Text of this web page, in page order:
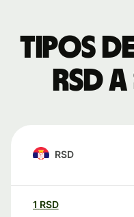
Tipos
RSD
RSD
1 RSD